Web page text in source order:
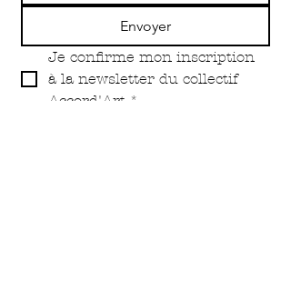
Envoyer
Je confirme mon inscription
à la newsletter du collectif
Accord'Art *